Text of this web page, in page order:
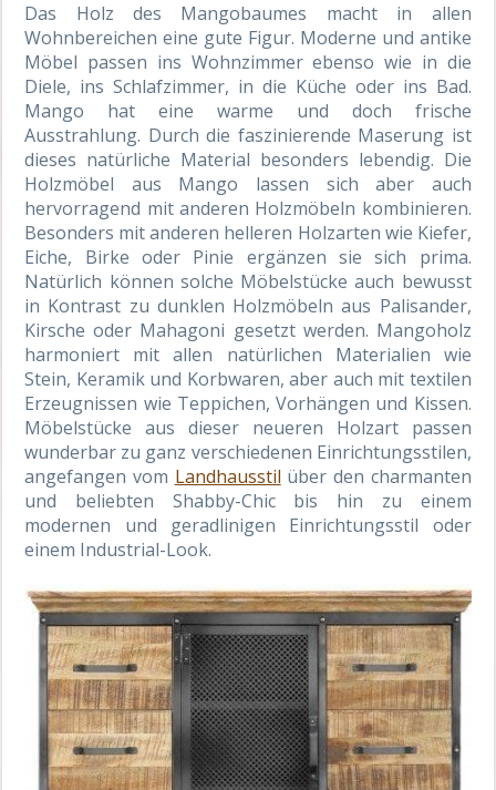
Das Holz des Mangobaumes macht in allen
Wohnbereichen eine gute Figur. Moderne und antike
Möbel passen ins Wohnzimmer ebenso wie in die
Diele, ins Schlafzimmer, in die Küche oder ins Bad.
Mango hat eine warme und doch frische
Ausstrahlung. Durch die faszinierende Maserung ist
dieses natürliche Material besonders lebendig. Die
Holzmöbel aus Mango lassen sich aber auch
hervorragend mit anderen Holzmöbeln kombinieren.
Besonders mit anderen helleren Holzarten wie Kiefer,
Eiche, Birke oder Pinie ergänzen sie sich prima.
Natürlich können solche Möbelstücke auch bewusst
in Kontrast zu dunklen Holzmöbeln aus Palisander,
Kirsche oder Mahagoni gesetzt werden. Mangoholz
harmoniert mit allen natürlichen Materialien wie
Stein, Keramik und Korbwaren, aber auch mit textilen
Erzeugnissen wie Teppichen, Vorhängen und Kissen.
Möbelstücke aus dieser neueren Holzart passen
wunderbar zu ganz verschiedenen Einrichtungsstilen,
angefangen vom Landhausstil über den charmanten
und beliebten Shabby-Chic bis hin zu einem
modernen und geradlinigen Einrichtungsstil oder
einem Industrial-Look.